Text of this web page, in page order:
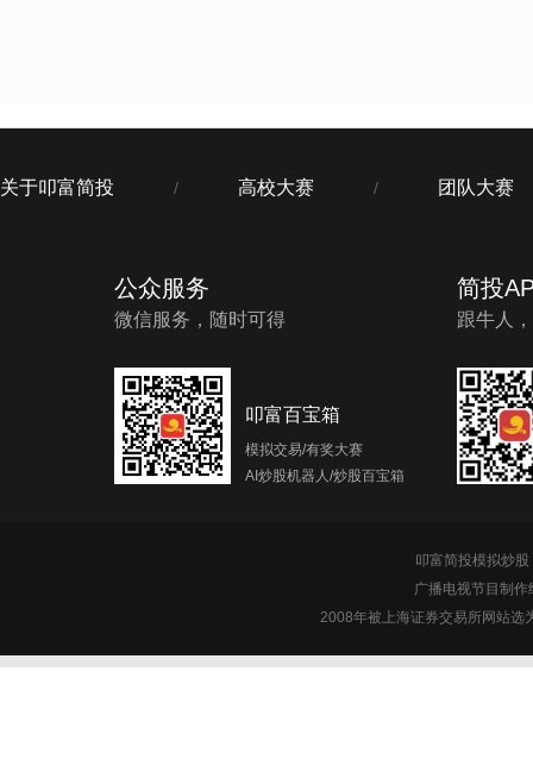
关于叩富简投 / 高校大赛 / 团队大赛
公众服务
微信服务，随时可得
叩富百宝箱
模拟交易/有奖大赛
AI炒股机器人/炒股百宝箱
简投
跟牛人
叩富简投模拟炒
广播电视节目制
2008年被上海证券交易所网站选